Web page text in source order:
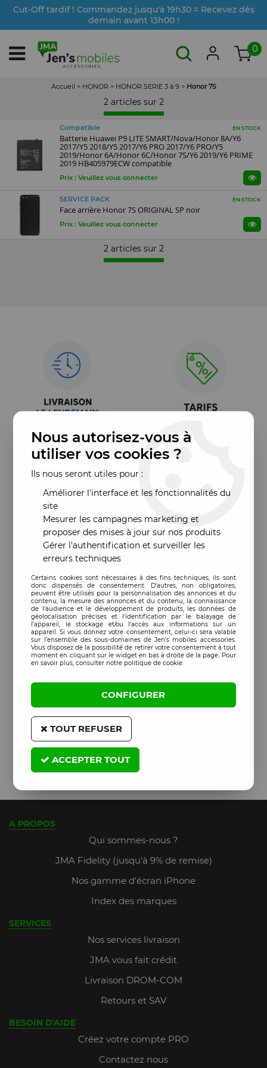
Cut-Off tardif ! Commandez jusqu'à 19h30 = Recevez dès
demain avant 13h00 !
0
Accueil > HONOR > HONOR SERIE 3 à 9 > Honor 7S
2 articles sur 2
Compatible EN STOCK
Batterie Huawei P9 LITE SMART/Nova/Honor 8A/Y6
2017/Y5 2018/Y5 2017/Y6 PRO 2017/Y6 PRO/Y5
2019/Honor 6A/Honor 6C/Honor 7S/Y6 2019/Y6 PRIME
2019 HB405979ECW compatible
Prix : Veuillez vous connecter
SERVICE PACK EN STOCK
Face arrière Honor 7S ORIGINAL SP noir
Prix : Veuillez vous connecter
2 articles sur 2
A PROPOS
Qui sommes-nous ?
JMA Fidelity (jusqu'à 9% de remise)
Nos gamme d'écran iPhone
Index des marques
SERVICES
Nos services livraison
JMA vous fait crédit
Livraison DROM-COM
Retours et SAV
BESOIN D'AIDE
Créez votre compte PRO
Contactez nous
Nous autorisez-vous à
utiliser vos cookies ?
Ils nous seront utiles pour :
Améliorer l'interface et les fonctionnalités du
site
Mesurer les campagnes marketing et
proposer des mises à jour sur nos produits
Gérer l'authentification et surveiller les
erreurs techniques
Certains cookies sont nécessaires à des fins techniques, ils sont
donc dispensés de consentement. D'autres, non obligatoires,
peuvent être utilisés pour la personnalisation des annonces et du
contenu, la mesure des annonces et du contenu, la connaissance
de l'audience et le développement de produits, les données de
géolocalisation précises et l'identification par le balayage de
l'appareil, le stockage et/ou l'accès aux informations sur un
appareil. Si vous donnez votre consentement, celui-ci sera valable
sur l’ensemble des sous-domaines de Jen's mobiles accessories.
Vous disposez de la possibilité de retirer votre consentement à tout
moment en cliquant sur le widget en bas à droite de la page. Pour
en savoir plus, consulter notre politique de cookie.
CONFIGURER
TOUT REFUSER
ACCEPTER TOUT